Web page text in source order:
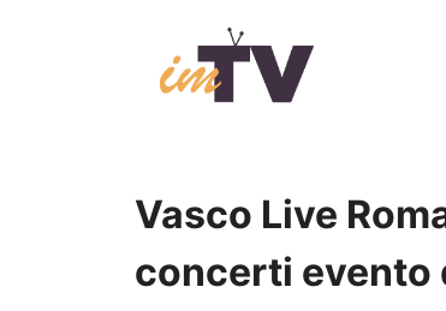
Vasco Live
concerti evento